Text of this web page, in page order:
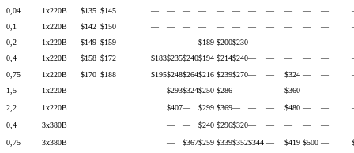
0,04 1х220В $135 $145 — — — — — — — — — — —
0,1
1х220В $142 $150 — — — — — — — — — — —
0,2
1х220В $149 $159 — — — $189 $200$230— — — — —
0,4
1х220В $158 $172 $183$235$240$194 $214$240— — — — —
0,75
1х220В $170 $188 $195$248$264$216 $239$270— — $324 — —
1,5
1х220В $293$324$250 $286— — — $360 — —
2,2
1х220В $407— $299 $369— — — $480 — —
0,4
3х380В — — $240 $296$320— — — —
—
0,75
3х380В — $367$259 $339$352$344 — $419 $500 —